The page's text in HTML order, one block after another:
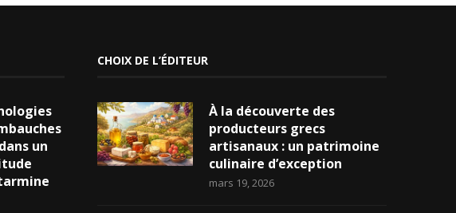
un
CHOIX DE L’ÉDITEUR
À la découverte des
producteurs grecs
artisanaux : un patrimoine
culinaire d’exception
mars 19, 2026